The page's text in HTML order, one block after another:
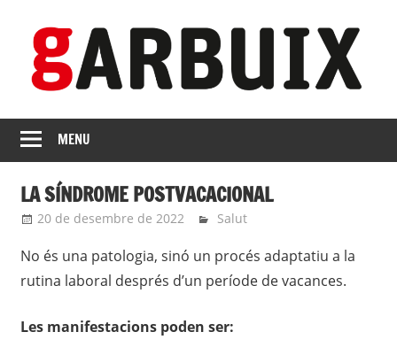
content
GARBUIX
Independent
de
Franqueses
MENU
LA SÍNDROME POSTVACACIONAL
20 de desembre de 2022 Eli
Salut
No és una patologia, sinó un procés adaptatiu a la
rutina laboral després d’un període de vacances.
Les manifestacions poden ser: